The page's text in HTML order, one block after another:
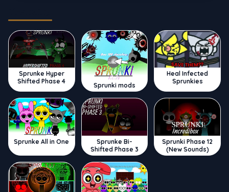
Sprunke Hyper
Shifted Phase 4
Sprunki mods
Heal Infected
Sprunkies
Sprunke All in One
Sprunke Bi-
Shifted Phase 3
Sprunki Phase 12
(New Sounds)